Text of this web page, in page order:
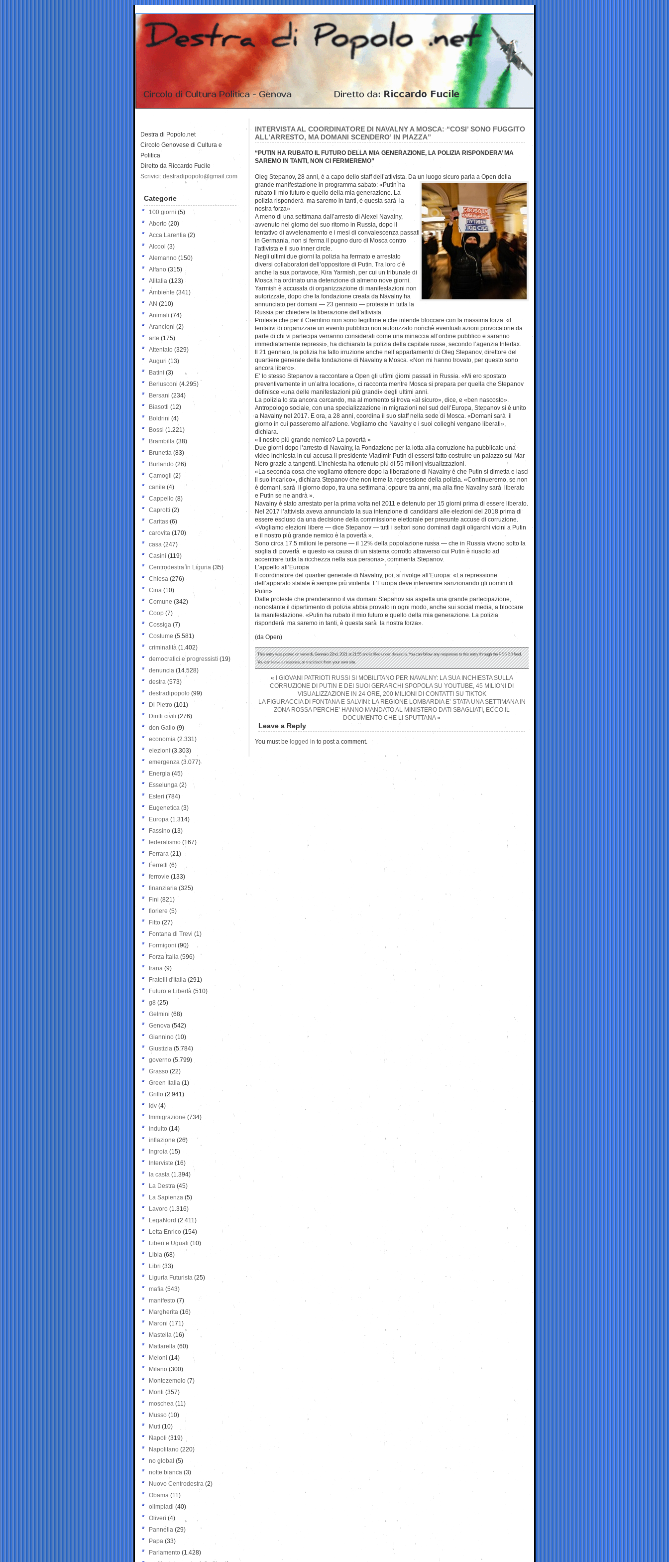
INTERVISTA AL COORDINATORE DI NAVALNY A MOSCA: “COSI’ SONO FUGGITO
ALL’ARRESTO, MA DOMANI SCENDERO’ IN PIAZZA”
“PUTIN HA RUBATO IL FUTURO DELLA MIA GENERAZIONE, LA POLIZIA RISPONDERA’ MA
SAREMO IN TANTI, NON CI FERMEREMO”
Oleg Stepanov, 28 anni, è a capo dello staff dell’attivista. Da un luogo sicuro parla a Open della
grande manifestazione in programma sabato: «Putin ha
rubato il mio futuro e quello della mia generazione. La
polizia risponderà ma saremo in tanti, è questa sarà la
nostra forza»
A meno di una settimana dall’arresto di Alexei Navalny,
avvenuto nel giorno del suo ritorno in Russia, dopo il
tentativo di avvelenamento e i mesi di convalescenza passati
in Germania, non si ferma il pugno duro di Mosca contro
l’attivista e il suo inner circle.
Negli ultimi due giorni la polizia ha fermato e arrestato
diversi collaboratori dell’oppositore di Putin. Tra loro c’è
anche la sua portavoce, Kira Yarmish, per cui un tribunale di
Mosca ha ordinato una detenzione di almeno nove giorni.
Yarmish è accusata di organizzazione di manifestazioni non
autorizzate, dopo che la fondazione creata da Navalny ha
annunciato per domani — 23 gennaio — proteste in tutta la
Russia per chiedere la liberazione dell’attivista.
Proteste che per il Cremlino non sono legittime e che intende bloccare con la massima forza: «I
tentativi di organizzare un evento pubblico non autorizzato nonchè eventuali azioni provocatorie da
parte di chi vi partecipa verranno considerati come una minaccia all’ordine pubblico e saranno
immediatamente repressi», ha dichiarato la polizia della capitale russe, secondo l’agenzia Interfax.
Il 21 gennaio, la polizia ha fatto irruzione anche nell’appartamento di Oleg Stepanov, direttore del
quartiere generale della fondazione di Navalny a Mosca. «Non mi hanno trovato, per questo sono
ancora libero».
E’ lo stesso Stepanov a raccontare a Open gli ultimi giorni passati in Russia. «Mi ero spostato
preventivamente in un’altra location», ci racconta mentre Mosca si prepara per quella che Stepanov
definisce «una delle manifestazioni più grandi» degli ultimi anni.
La polizia lo sta ancora cercando, ma al momento si trova «al sicuro», dice, e «ben nascosto».
Antropologo sociale, con una specializzazione in migrazioni nel sud dell’Europa, Stepanov si è unito
a Navalny nel 2017. E ora, a 28 anni, coordina il suo staff nella sede di Mosca. «Domani sarà il
giorno in cui passeremo all’azione. Vogliamo che Navalny e i suoi colleghi vengano liberati»,
dichiara.
«Il nostro più grande nemico? La povertà »
Due giorni dopo l’arresto di Navalny, la Fondazione per la lotta alla corruzione ha pubblicato una
video inchiesta in cui accusa il presidente Vladimir Putin di essersi fatto costruire un palazzo sul Mar
Nero grazie a tangenti. L’inchiesta ha ottenuto più di 55 milioni visualizzazioni.
«La seconda cosa che vogliamo ottenere dopo la liberazione di Navalny è che Putin si dimetta e lasci
il suo incarico», dichiara Stepanov che non teme la repressione della polizia. «Continueremo, se non
è domani, sarà il giorno dopo, tra una settimana, oppure tra anni, ma alla fine Navalny sarà liberato
e Putin se ne andrà ».
Navalny è stato arrestato per la prima volta nel 2011 e detenuto per 15 giorni prima di essere liberato.
Nel 2017 l’attivista aveva annunciato la sua intenzione di candidarsi alle elezioni del 2018 prima di
essere escluso da una decisione della commissione elettorale per presunte accuse di corruzione.
«Vogliamo elezioni libere — dice Stepanov — tutti i settori sono dominati dagli oligarchi vicini a Putin
e il nostro più grande nemico è la povertà ».
Sono circa 17.5 milioni le persone — il 12% della popolazione russa — che in Russia vivono sotto la
soglia di povertà e questo «a causa di un sistema corrotto attraverso cui Putin è riuscito ad
accentrare tutta la ricchezza nella sua persona», commenta Stepanov.
L’appello all’Europa
Il coordinatore del quartier generale di Navalny, poi, si rivolge all’Europa: «La repressione
dell’apparato statale è sempre più violenta. L’Europa deve intervenire sanzionando gli uomini di
Putin».
Dalle proteste che prenderanno il via domani Stepanov sia aspetta una grande partecipazione,
nonostante il dipartimento di polizia abbia provato in ogni modo, anche sui social media, a bloccare
la manifestazione. «Putin ha rubato il mio futuro e quello della mia generazione. La polizia
risponderà ma saremo in tanti, è questa sarà la nostra forza».
(da Open)
This entry was posted on venerdì, Gennaio 22nd, 2021 at 21:55 and is filed underdenuncia. You can follow any responses to this entry through theRSS 2.0feed.
You canleave a response, ortrackbackfrom your own site.
«
I GIOVANI PATRIOTI RUSSI SI MOBILITANO PER NAVALNY: LA SUA INCHIESTA SULLA
CORRUZIONE DI PUTIN E DEI SUOI GERARCHI SPOPOLA SU YOUTUBE, 45 MILIONI DI
VISUALIZZAZIONE IN 24 ORE, 200 MILIONI DI CONTATTI SU TIKTOK
LA FIGURACCIA DI FONTANA E SALVINI: LA REGIONE LOMBARDIA E’ STATA UNA SETTIMANA IN
ZONA ROSSA PERCHE’ HANNO MANDATO AL MINISTERO DATI SBAGLIATI, ECCO IL
DOCUMENTO CHE LI SPUTTANA»
Leave a Reply
You must be logged in to post a comment.
Destra di Popolo.net
Circolo Genovese di Cultura e
Politica
Diretto da Riccardo Fucile
Scrivici: destradipopolo@gmail.com
Categorie
100 giorni (5)
Aborto (20)
Acca Larentia (2)
Alcool (3)
Alemanno (150)
Alfano (315)
Alitalia (123)
Ambiente (341)
AN (210)
Animali (74)
Arancioni (2)
arte (175)
Attentato (329)
Auguri (13)
Batini (3)
Berlusconi (4.295)
Bersani (234)
Biasotti (12)
Boldrini (4)
Bossi (1.221)
Brambilla (38)
Brunetta (83)
Burlando (26)
Camogli (2)
canile (4)
Cappello (8)
Caprotti (2)
Caritas (6)
carovita (170)
casa (247)
Casini (119)
Centrodestra in Liguria (35)
Chiesa (276)
Cina (10)
Comune (342)
Coop (7)
Cossiga (7)
Costume (5.581)
criminalità (1.402)
democratici e progressisti (19)
denuncia (14.528)
destra (573)
destradipopolo (99)
Di Pietro (101)
Diritti civili (276)
don Gallo (9)
economia (2.331)
elezioni (3.303)
emergenza (3.077)
Energia (45)
Esselunga (2)
Esteri (784)
Eugenetica (3)
Europa (1.314)
Fassino (13)
federalismo (167)
Ferrara (21)
Ferretti (6)
ferrovie (133)
finanziaria (325)
Fini (821)
fioriere (5)
Fitto (27)
Fontana di Trevi (1)
Formigoni (90)
Forza Italia (596)
frana (9)
Fratelli d'Italia (291)
Futuro e Libertà (510)
g8 (25)
Gelmini (68)
Genova (542)
Giannino (10)
Giustizia (5.784)
governo (5.799)
Grasso (22)
Green Italia (1)
Grillo (2.941)
Idv (4)
Immigrazione (734)
indulto (14)
inflazione (26)
Ingroia (15)
Interviste (16)
la casta (1.394)
La Destra (45)
La Sapienza (5)
Lavoro (1.316)
LegaNord (2.411)
Letta Enrico (154)
Liberi e Uguali (10)
Libia (68)
Libri (33)
Liguria Futurista (25)
mafia (543)
manifesto (7)
Margherita (16)
Maroni (171)
Mastella (16)
Mattarella (60)
Meloni (14)
Milano (300)
Montezemolo (7)
Monti (357)
moschea (11)
Musso (10)
Muti (10)
Napoli (319)
Napolitano (220)
no global (5)
notte bianca (3)
Nuovo Centrodestra (2)
Obama (11)
olimpiadi (40)
Oliveri (4)
Pannella (29)
Papa (33)
Parlamento (1.428)